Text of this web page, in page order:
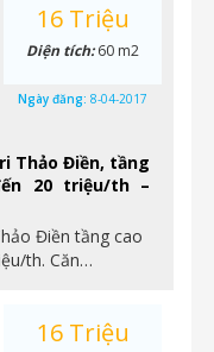
Thảo Điền, tầng
20 triệu/th –
Điền tầng cao
th. Căn…
16 Triệu
Diện tích:60 m2
Ngày đăng: 8-04-2017
16 Triệu